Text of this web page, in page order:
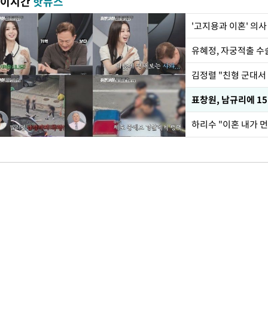
'고지용과 이혼' 의
유혜정, 자궁적출
김정렬 "친형 군대
하리수 "이혼 내가